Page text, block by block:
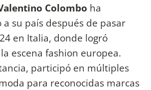
Colombo ha
a su país después de pasar
en Italia, donde logró
escena fashion europea.
participó en múltiples
para reconocidas marcas